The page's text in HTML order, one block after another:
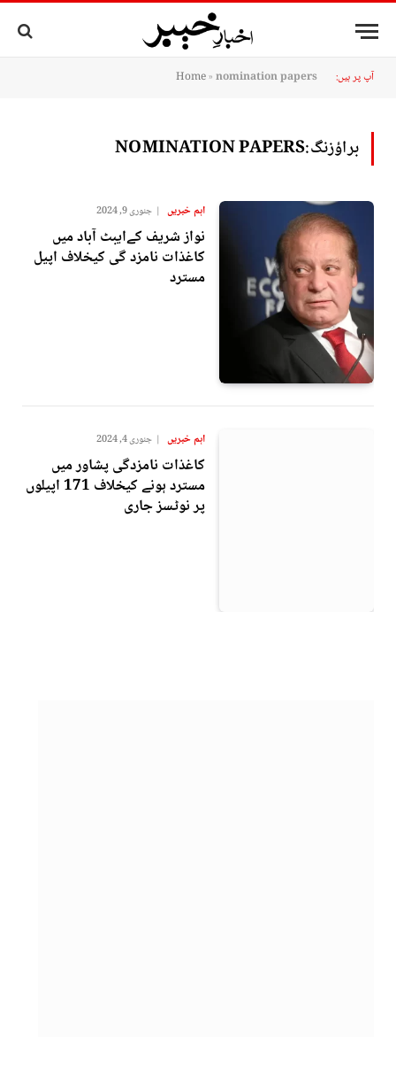
آپ پر ہیں: Home»nomination papers
براؤزنگ:NOMINATION PAPERS
اہم خبریں جنوری 9, 2024
نواز شریف کےایبٹ آباد میں
کاغذات نامزد گی کیخلاف اپیل
مسترد
اہم خبریں جنوری 4, 2024
کاغذات نامزدگی پشاور میں
مسترد ہونے کیخلاف 171 اپیلوں
پر نوٹسز جاری